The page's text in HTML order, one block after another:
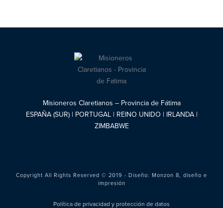
Misioneros Claretianos – Provincia de Fátima
ESPAÑA (SUR) | PORTUGAL | REINO UNIDO | IRLANDA |
ZIMBABWE
Copyright All Rights Reserved © 2019 - Diseño: Monzon 8, diseño e
impresión
Política de privacidad y protección de datos